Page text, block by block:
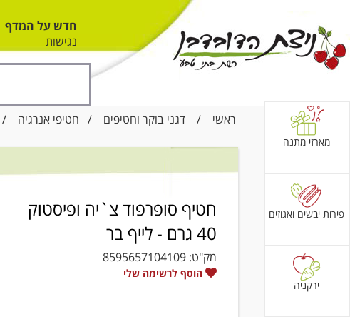
חדש על המדף
נגישות
ראשי / דגני בוקר וחטיפים / חטיפי אנרגיה /
מארזי מתנה
פירות יבשים ואגוזים
ירקניה
חטיף סופרפוד צ`יה ופיסטוק
40 גרם - לייף בר
מק"ט: 8595657104109
הוסף לרשימה שלי